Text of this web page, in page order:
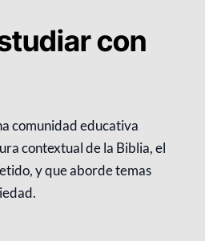
con
comunidad educativa
contextual de la Biblia, el
y que aborde temas